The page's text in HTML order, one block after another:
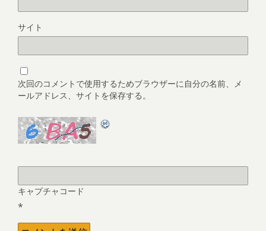
サイト
次回のコメントで使用するためブラウザーに自分の名前、メ
ールアドレス、サイトを保存する。
キャプチャコード
*